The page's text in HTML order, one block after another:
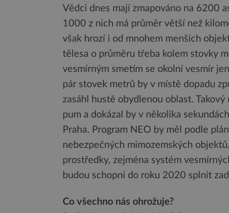
Vědci dnes mají zmapováno na 6200
1000 z nich má průměr větší než
však hrozí i od mnohem menších
tělesa o průměru třeba kolem stovky
vesmírným smetím se okolní vesmír
pár stovek metrů by v místě dopadu
zasáhl hustě obydlenou oblast.
pum a dokázal by v několika
Praha. Program NEO by měl podle
nebezpečných mimozemských
prostředky, zejména systém
budou schopni do roku 2020 splnit
Co všechno nás ohrožuje?